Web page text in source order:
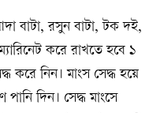
বাটা, রসুন বাটা, টক দই,
করে রাখতে হবে ১
করে নিন। মাংস সেদ্ধ হয়ে
পানি দিন। সেদ্ধ মাংসে